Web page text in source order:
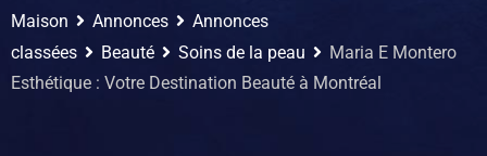
Maison Annonces
Annonces
classées
Beauté Soins de la peau
Maria E Montero
Esthétique : Votre Destination Beauté à Montréal